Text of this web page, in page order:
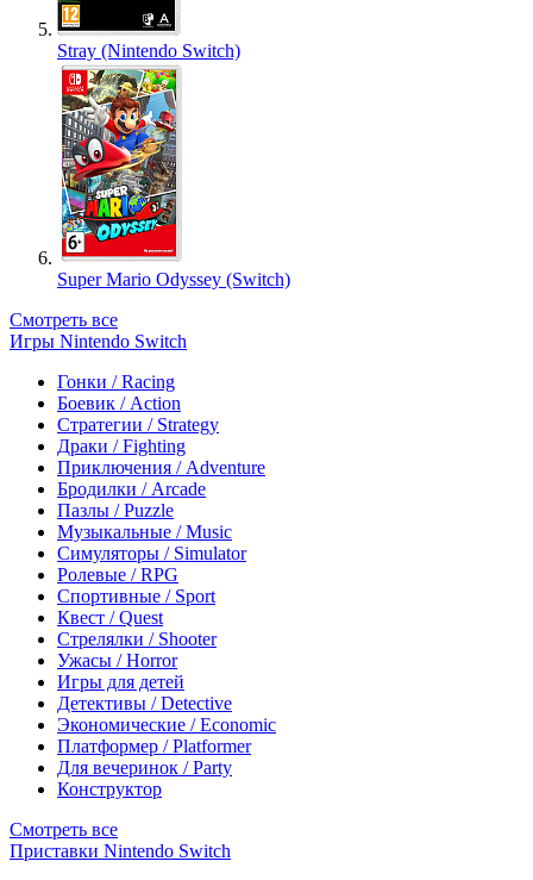
Stray (Nintendo Switch)
Super Mario Odyssey (Switch)
Смотреть все
Игры Nintendo Switch
Гонки / Racing
Боевик / Action
Стратегии / Strategy
Драки / Fighting
Приключения / Adventure
Бродилки / Arcade
Пазлы / Puzzle
Музыкальные / Music
Симуляторы / Simulator
Ролевые / RPG
Спортивные / Sport
Квест / Quest
Стрелялки / Shooter
Ужасы / Horror
Игры для детей
Детективы / Detective
Экономические / Economic
Платформер / Platformer
Для вечеринок / Party
Конструктор
Смотреть все
Приставки Nintendo Switch